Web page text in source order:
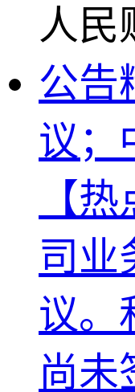
人民
公告
议；
【
司业
议。
尚未